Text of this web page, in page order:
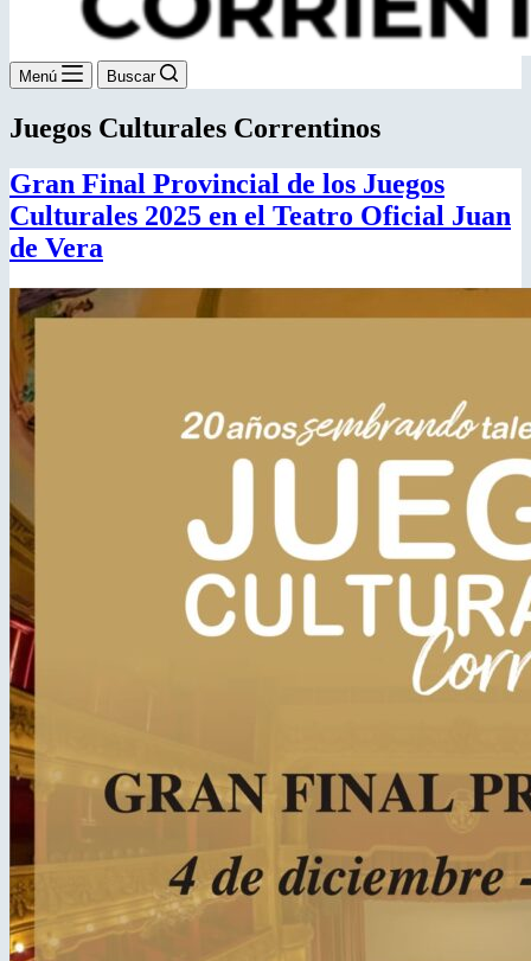
Menú Buscar
Juegos Culturales Correntinos
Gran Final Provincial de los Juegos
Culturales 2025 en el Teatro Oficial Juan
de Vera